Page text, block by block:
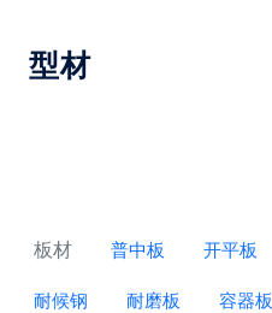
型材
板材 普中板 开平板
耐候钢 耐磨板 容器板